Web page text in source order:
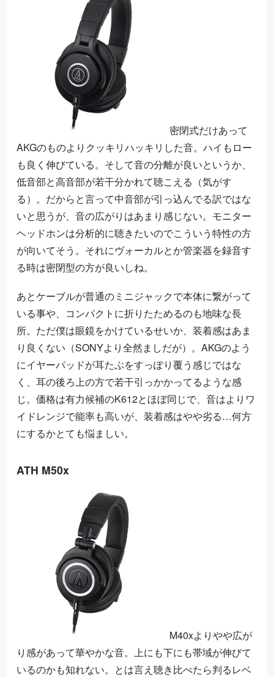
密閉式だけあって
AKGのものよりクッキリハッキリした音。ハイもロー
も良く伸びている。そして音の分離が良いというか、
低音部と高音部が若干分かれて聴こえる（気がす
る）。だからと言って中音部が引っ込んでる訳ではな
いと思うが、音の広がりはあまり感じない。モニター
ヘッドホンは分析的に聴きたいのでこういう特性の方
が向いてそう。それにヴォーカルとか管楽器を録音す
る時は密閉型の方が良いしね。
あとケーブルが普通のミニジャックで本体に繋がって
いる事や、コンパクトに折りたためるのも地味な長
所。ただ僕は眼鏡をかけているせいか、装着感はあま
り良くない（SONYより全然ましだが）。AKGのよう
にイヤーパッドが耳たぶをすっぽり覆う感じではな
く、耳の後ろ上の方で若干引っかかってるような感
じ。価格は有力候補のK612とほぼ同じで、音はよりワ
イドレンジで能率も高いが、装着感はやや劣る…何方
にするかとても悩ましい。
ATH M50x
M40xよりやや広が
り感があって華やかな音。上にも下にも帯域が伸びて
いるのかも知れない。とは言え聴き比べたら判るレベ